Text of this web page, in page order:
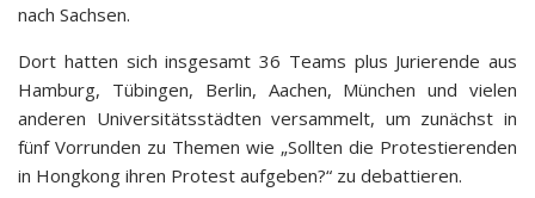
nach Sachsen.
Dort hatten sich insgesamt 36 Teams plus Jurierende aus
Hamburg, Tübingen, Berlin, Aachen, München und vielen
anderen Universitätsstädten versammelt, um zunächst in
fünf Vorrunden zu Themen wie „Sollten die Protestierenden
in Hongkong ihren Protest aufgeben?“ zu debattieren.